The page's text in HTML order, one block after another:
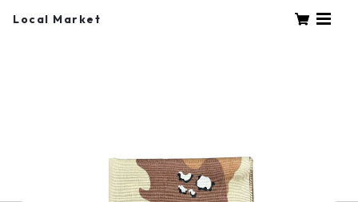
Local Market